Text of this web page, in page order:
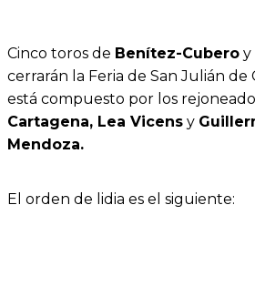
Cinco toros de Benítez-Cubero y
cerrarán la Feria de San Julián de
está compuesto por los
Cartagena, Lea Vicens y
Mendoza.
El orden de lidia es el siguiente: